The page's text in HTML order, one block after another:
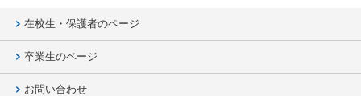
在校生・保護者のページ
卒業生のページ
お問い合わせ